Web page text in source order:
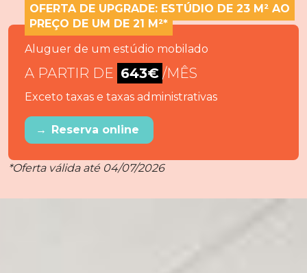
OFERTA DE UPGRADE: ESTÚDIO DE 23 M² AO
PREÇO DE UM DE 21 M²*
Aluguer de um estúdio mobilado
A PARTIR DE 643€ /MÊS
Exceto taxas e taxas administrativas
→ Reserva online
*Oferta válida até 04/07/2026